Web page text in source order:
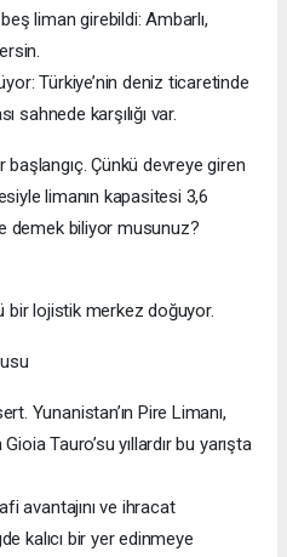
liman girebildi: Ambarlı,
Türkiye’nin deniz ticaretinde
sahnede karşılığı var.
Çünkü devreye giren
limanın kapasitesi 3,6
demek biliyor musunuz?
bir lojistik merkez doğuyor.
Yunanistan’ın Pire Limanı,
Gioia Tauro’su yıllardır bu yarışta
avantajını ve ihracat
kalıcı bir yer edinmeye